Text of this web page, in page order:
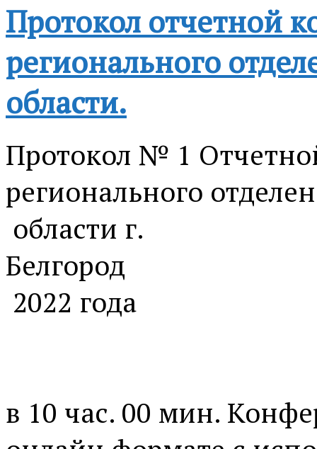
Протокол отчетной
регионального
области.
Протокол № 1
регионального
области г.
Белгород
2022
в 10 час. 00 мин.